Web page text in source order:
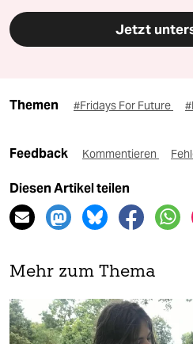
Jetzt
Themen #Fridays For Future
Feedback Kommentieren
Diesen Artikel teilen
Mehr zum Thema